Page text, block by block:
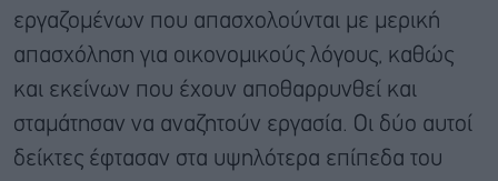
εργαζομένων που απασχολούνται με μερική
απασχόληση για οικονομικούς λόγους, καθώς
και εκείνων που έχουν αποθαρρυνθεί και
σταμάτησαν να αναζητούν εργασία. Οι δύο αυτοί
δείκτες έφτασαν στα υψηλότερα επίπεδα του